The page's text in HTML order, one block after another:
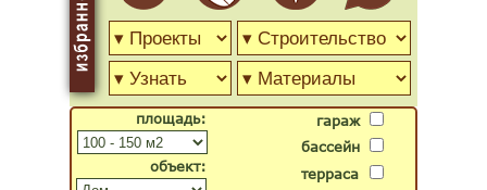
гараж
бассейн
терраса
объект:
площадь: